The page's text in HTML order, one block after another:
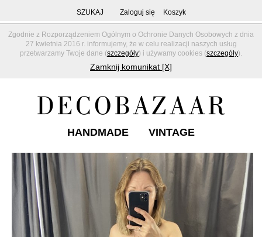
Zgodnie z Rozporządzeniem Ogólnym o Ochronie Danych Osobowych z dnia
27 kwietnia 2016 r. informujemy, że w celu realizacji naszych usług
przetwarzamy Twoje dane (szczegóły) i używamy cookies (szczegóły).
Zamknij komunikat [X]
SZUKAJ Zaloguj się Koszyk
HANDMADE VINTAGE